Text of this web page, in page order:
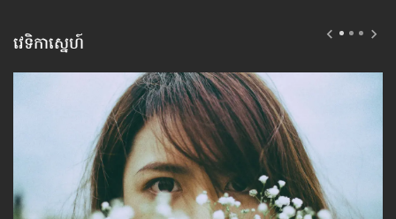
វេទិកាស្នេហ៍